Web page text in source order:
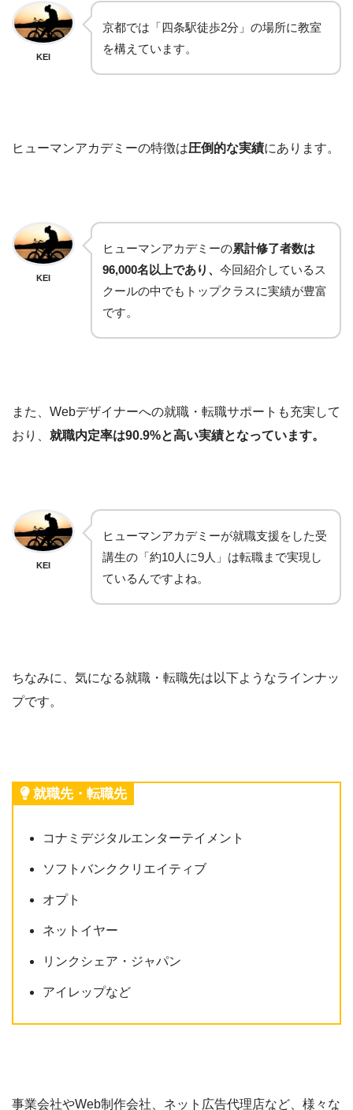
KEI
京都では「四条駅徒歩2分」の場所に教室
を構えています。
ヒューマンアカデミーの特徴は圧倒的な実績にあります。
KEI
ヒューマンアカデミーの累計修了者数は
96,000名以上であり、 今回紹介しているス
クールの中でもトップクラスに実績が豊富
です。
また、Webデザイナーへの就職・転職サポートも充実して
おり、 就職内定率は90.9%と高い実績となっています。
KEI
ヒューマンアカデミーが就職支援をした受
講生の「約10人に9人」は転職まで実現し
ているんですよね。
ちなみに、気になる就職・転職先は以下ようなラインナッ
プです。
就職先・転職先
コナミデジタルエンターテイメント
ソフトバンククリエイティブ
オプト
ネットイヤー
リンクシェア・ジャパン
アイレップなど
事業会社やWeb制作会社、ネット広告代理店など、様々な